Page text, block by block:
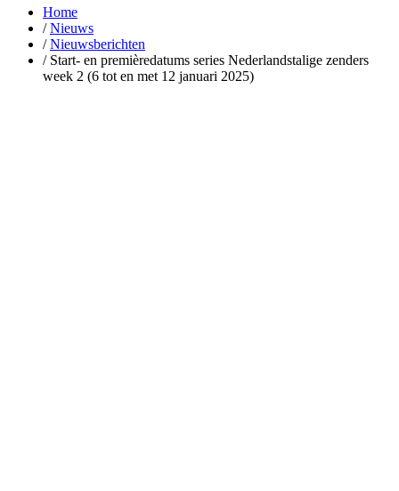
Home
/ Nieuws
/ Nieuwsberichten
/ Start- en premièredatums series Nederlandstalige zenders
week 2 (6 tot en met 12 januari 2025)